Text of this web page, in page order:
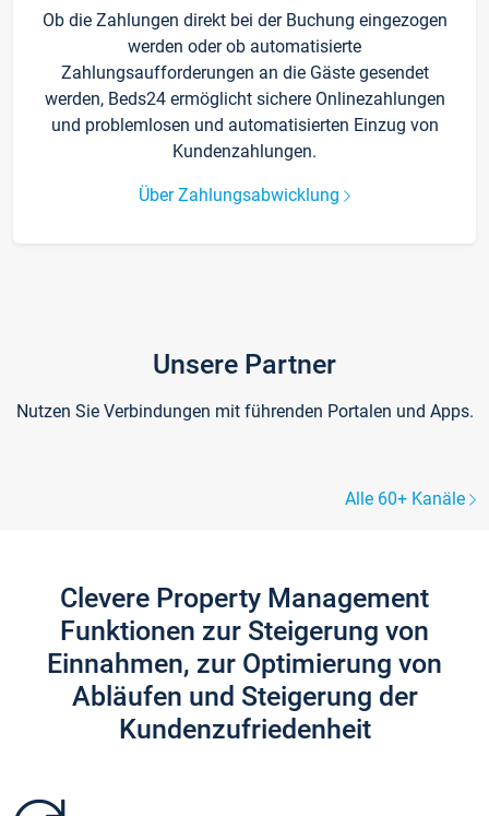
Ob die Zahlungen direkt bei der Buchung eingezogen
werden oder ob automatisierte
Zahlungsaufforderungen an die Gäste gesendet
werden, Beds24 ermöglicht sichere Onlinezahlungen
und problemlosen und automatisierten Einzug von
Kundenzahlungen.
Über Zahlungsabwicklung
Unsere Partner
Nutzen Sie Verbindungen mit führenden Portalen und Apps.
Alle 60+ Kanäle
Clevere Property Management
Funktionen zur Steigerung von
Einnahmen, zur Optimierung von
Abläufen und Steigerung der
Kundenzufriedenheit